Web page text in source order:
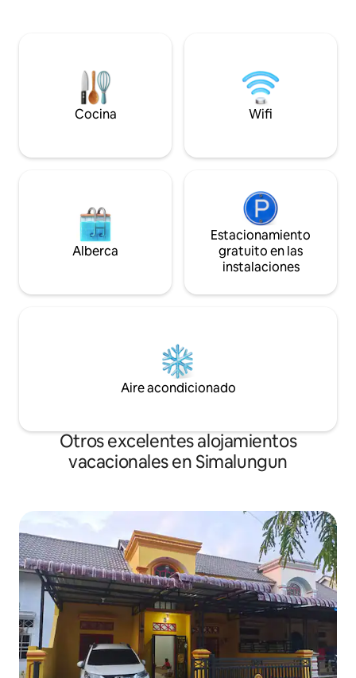
vuelvan a conectar y recargar energías.
Desayuno incluido. 2 adultos +1
ocupación máxima. Se admiten
casa. El terreno al
impresionante
perderás...
Cocina Wifi
Alberca
Estacionamiento
gratuito en las
instalaciones
Aire acondicionado
Otros excelentes alojamientos
vacacionales en Simalungun